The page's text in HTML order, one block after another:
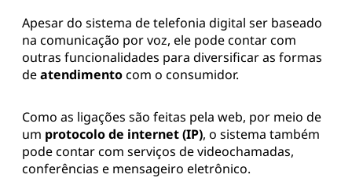
Apesar do sistema de telefonia digital ser baseado
na comunicação por voz, ele pode contar com
outras funcionalidades para diversificar as formas
deatendimentocom o consumidor.
Como as ligações são feitas pela web, por meio de
um protocolo de internet (IP), o sistema também
pode contar com serviços de videochamadas,
conferências e mensageiro eletrônico.